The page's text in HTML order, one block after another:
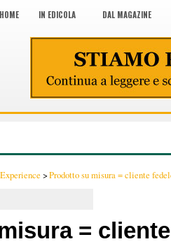
HOME IN EDICOLA DAL MAGAZINE
>Prodotto su misura = cliente
=